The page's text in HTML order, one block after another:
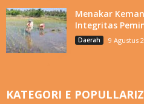
Menakar
Integritas
Daerah 9 Agustus
KATEGORI E